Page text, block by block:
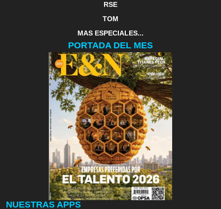
RSE
TOM
MAS ESPECIALES...
PORTADA DEL MES
NUESTRAS APPS